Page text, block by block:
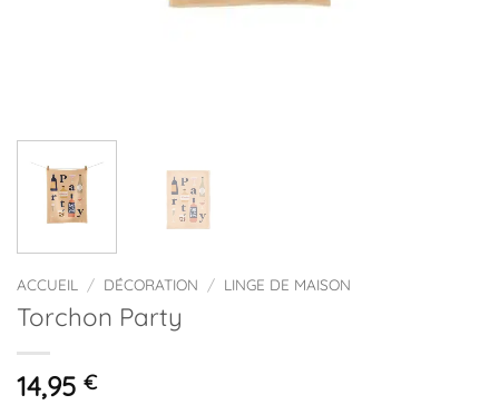
ACCUEIL / DÉCORATION / LINGE DE MAISON
Torchon Party
14,95 €